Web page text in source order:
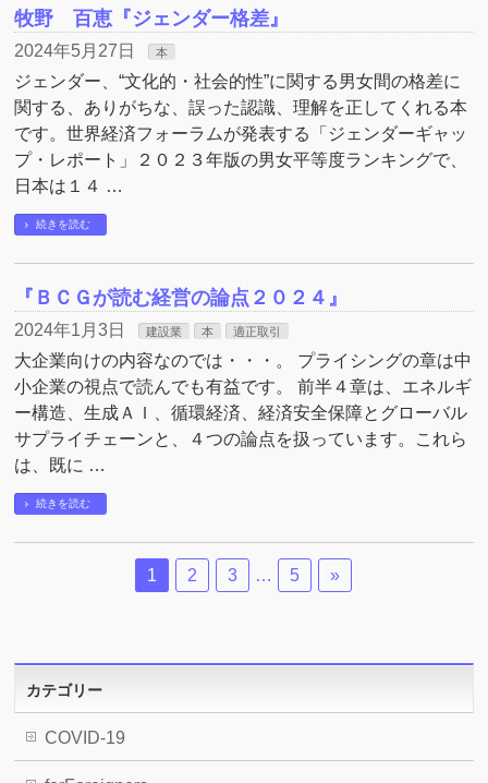
牧野 百恵『ジェンダー格差』
2024年5月27日 本
ジェンダー、“文化的・社会的性”に関する男女間の格差に
関する、ありがちな、誤った認識、理解を正してくれる本
です。世界経済フォーラムが発表する「ジェンダーギャッ
プ・レポート」２０２３年版の男女平等度ランキングで、
日本は１４ …
続きを読む
『ＢＣＧが読む経営の論点２０２４』
2024年1月3日 建設業 本 適正取引
大企業向けの内容なのでは・・・。 プライシングの章は中
小企業の視点で読んでも有益です。 前半４章は、エネルギ
ー構造、生成ＡＩ、循環経済、経済安全保障とグローバル
サプライチェーンと、４つの論点を扱っています。これら
は、既に …
続きを読む
1 2 3 … 5 »
カテゴリー
COVID-19